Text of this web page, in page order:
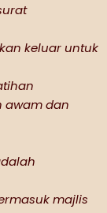
keluar untuk
awam dan
majlis